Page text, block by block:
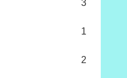
3
1
2